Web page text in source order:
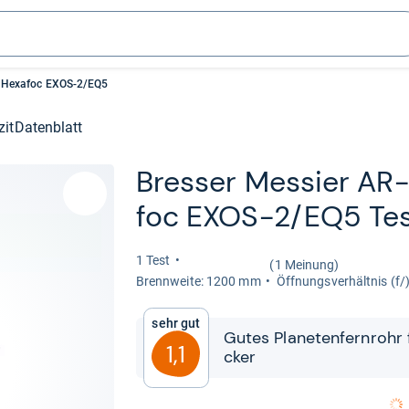
EXOS-2/EQ5
Datenblatt
Bres­ser Mes­sier
foc EXOS-​2/EQ5
1 Test
(1 Meinung)
Brenn­weite: 1200 mm
Öff­nungs­ver­hält­nis (f/
Sehr gut
1,1
Gutes
cker